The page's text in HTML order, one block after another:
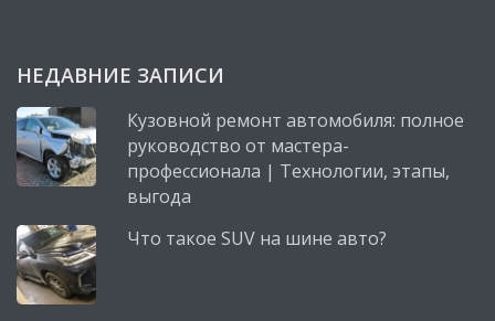
НЕДАВНИЕ ЗАПИСИ
Кузовной ремонт автомобиля: полное
руководство от мастера-
профессионала | Технологии, этапы,
выгода
Что такое SUV на шине авто?